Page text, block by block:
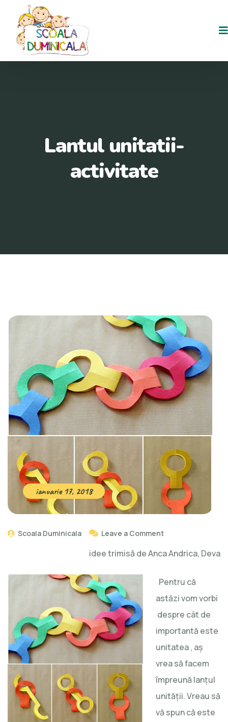
Lantul unitatii-
activitate
ianuarie 17, 2018
Scoala Duminicala Leave a Comment
idee trimisă de Anca Andrica, Deva
Pentru că
astăzi vom vorbi
despre cât de
importantă este
unitatea , aş
vrea să facem
împreună lanţul
unităţii. Vreau să
vă spun că este